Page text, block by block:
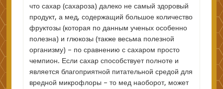
что сахар (сахароза) далеко не самый здоровый
продукт, а мед, содержащий большое количество
фруктозы (которая по данным ученых особенно
полезна) и глюкозы (также весьма полезной
организму) – по сравнению с сахаром просто
чемпион. Если сахар способствует полноте и
является благоприятной питательной средой для
вредной микрофлоры – то мед наоборот, может